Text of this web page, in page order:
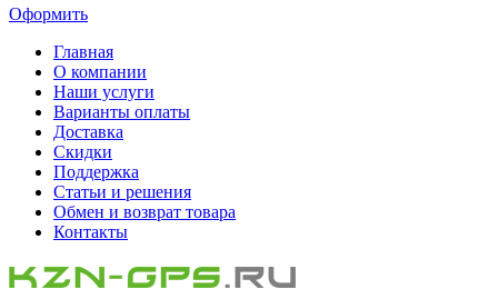
Оформить
Главная
О компании
Наши услуги
Варианты оплаты
Доставка
Скидки
Поддержка
Статьи и решения
Обмен и возврат товара
Контакты